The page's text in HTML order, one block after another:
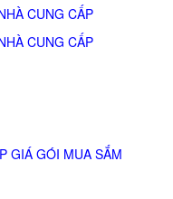
CUNG CẤP
CUNG CẤP
GIÁ GÓI MUA SẮM